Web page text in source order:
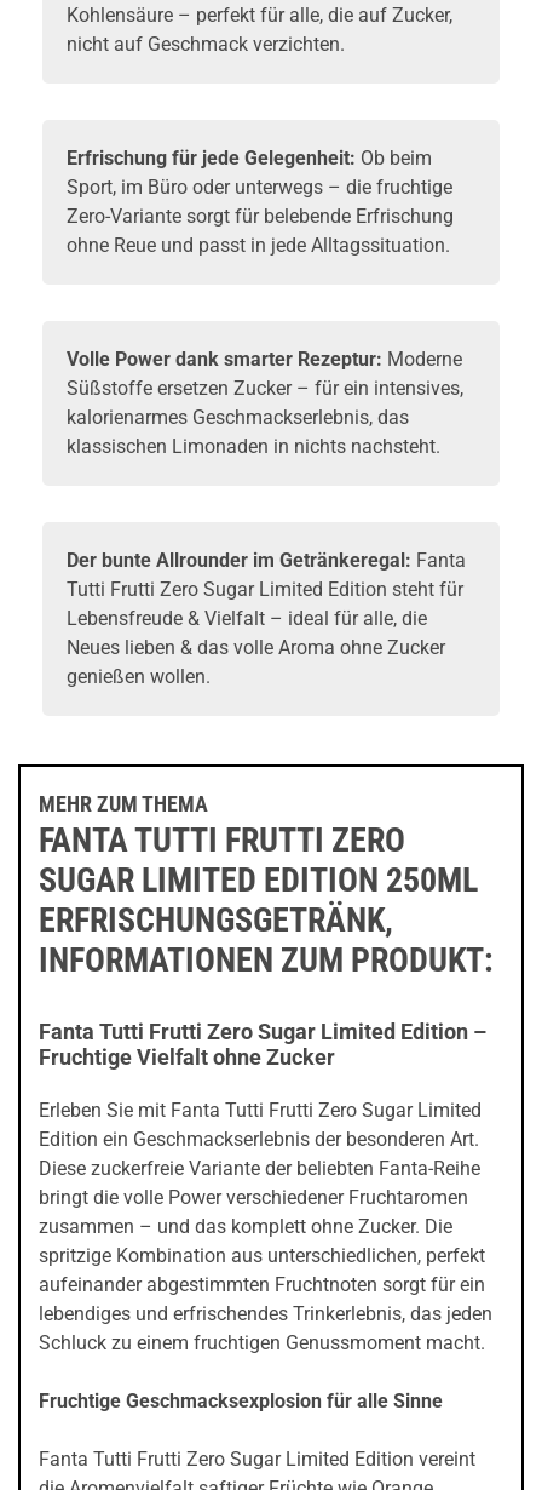
Kohlensäure – perfekt für alle, die auf Zucker,
nicht auf Geschmack verzichten.
Erfrischung für jede Gelegenheit: Ob beim
Sport, im Büro oder unterwegs – die fruchtige
Zero-Variante sorgt für belebende Erfrischung
ohne Reue und passt in jede Alltagssituation.
Volle Power dank smarter Rezeptur: Moderne
Süßstoffe ersetzen Zucker – für ein intensives,
kalorienarmes Geschmackserlebnis, das
klassischen Limonaden in nichts nachsteht.
Der bunte Allrounder im Getränkeregal: Fanta
Tutti Frutti Zero Sugar Limited Edition steht für
Lebensfreude & Vielfalt – ideal für alle, die
Neues lieben & das volle Aroma ohne Zucker
genießen wollen.
MEHR ZUM THEMA
FANTA TUTTI FRUTTI ZERO
SUGAR LIMITED EDITION 250ML
ERFRISCHUNGSGETRÄNK,
INFORMATIONEN ZUM PRODUKT:
Fanta Tutti Frutti Zero Sugar Limited Edition –
Fruchtige Vielfalt ohne Zucker
Erleben Sie mit Fanta Tutti Frutti Zero Sugar Limited
Edition ein Geschmackserlebnis der besonderen Art.
Diese zuckerfreie Variante der beliebten Fanta-Reihe
bringt die volle Power verschiedener Fruchtaromen
zusammen – und das komplett ohne Zucker. Die
spritzige Kombination aus unterschiedlichen, perfekt
aufeinander abgestimmten Fruchtnoten sorgt für ein
lebendiges und erfrischendes Trinkerlebnis, das jeden
Schluck zu einem fruchtigen Genussmoment macht.
Fruchtige Geschmacksexplosion für alle Sinne
Fanta Tutti Frutti Zero Sugar Limited Edition vereint